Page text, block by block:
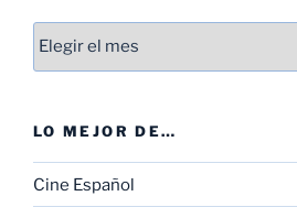
Entradas
LO MEJOR DE…
Cine Español